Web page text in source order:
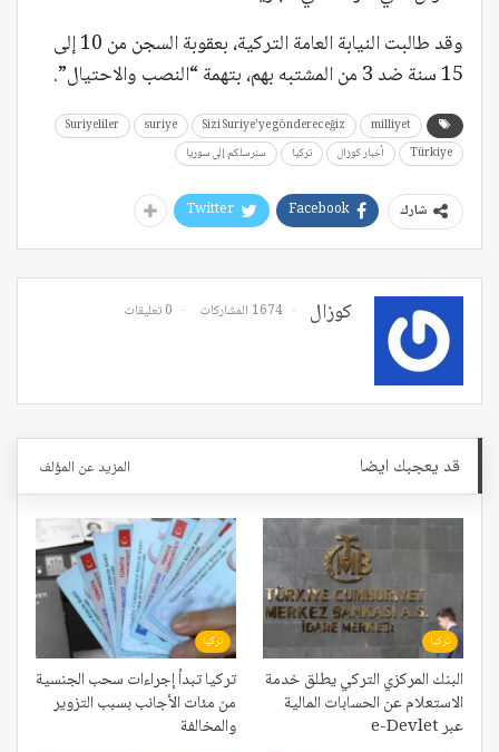
وقد طالبت النيابة العامة التركية، بعقوبة السجن من 10 إلى
15 سنة ضد 3 من المشتبه بهم، بتهمة “النصب والاحتيال”.
milliyet
Sizi Suriye’ye göndereceğiz
suriye
Suriyeliler
Türkiye
أخبار كوزال تركيا سنرسلكم إلى سوريا
شارك Facebook
Twitter
كوزال 1674 المشاركات 0 تعليقات
قد يعجبك ايضا المزيد عن المؤلف
تركيا
البنك المركزي التركي يطلق خدمة
الاستعلام عن الحسابات المالية
عبر e-Devlet
تركيا
تركيا تبدأ إجراءات سحب الجنسية
من مئات الأجانب بسبب التزوير
والمخالفة